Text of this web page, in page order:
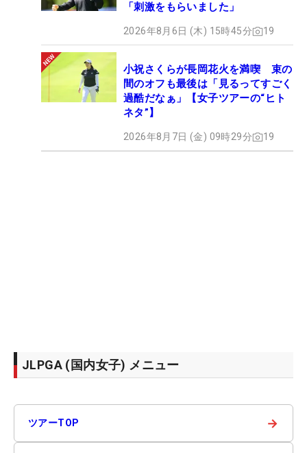
「刺激をもらいました」
2026年8月6日 (木) 15時45分 19
小祝さくらが長岡花火を満喫 束の
間のオフも最後は「見るってすごく
過酷だなぁ」【女子ツアーの“ヒト
ネタ”】
2026年8月7日 (金) 09時29分 19
JLPGA (国内女子) メニュー
ツアーTOP →